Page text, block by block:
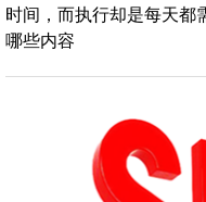
时间，而执行却是每天都
哪些内容